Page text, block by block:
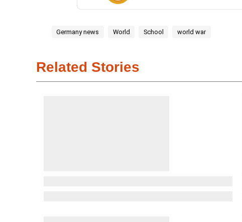
Germany news World School world war
Related Stories